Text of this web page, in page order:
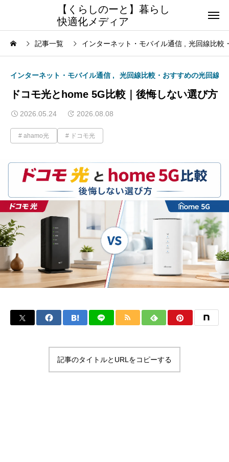
【くらしのーと】暮らし
快適化メディア
記事一覧 インターネット・モバイル通信 光回線比較
インターネット・モバイル通信 光回線比較・おすすめの光回線
ドコモ光とhome 5G比較｜後悔しない選び方
2026.05.24 2026.08.08
ahamo光 ドコモ光
記事のタイトルとURLをコピーする